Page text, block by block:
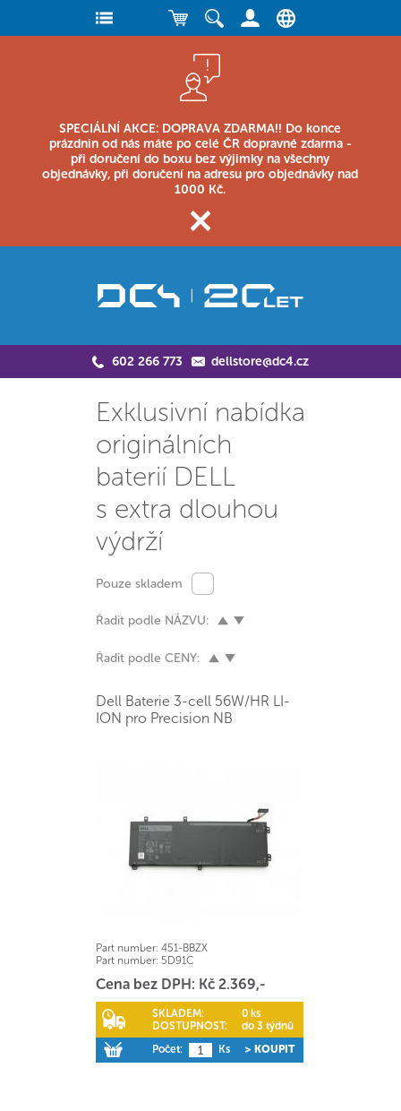
SPECIÁLNÍ AKCE: DOPRAVA ZDARMA!! Do konce
prázdnin od nás máte po celé ČR dopravné zdarma -
při doručení do boxu bez výjimky na všechny
objednávky, při doručení na adresu pro objednávky nad
1000 Kč.
602 266 773 dellstore@dc4.cz
Exklusivní nabídka
originálních
baterií DELL
s extra dlouhou
výdrží
Pouze skladem
Řadit podle NÁZVU:
Řadit podle CENY:
Dell Baterie 3-cell 56W/HR LI-
ION pro Precision NB
Part number: 451-BBZX
Part number: 5D91C
Cena bez DPH: Kč 2.369,-
SKLADEM:
0 ks
DOSTUPNOST:
do 3 týdnů
Počet:
Ks > KOUPIT